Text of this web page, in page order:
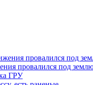
провалился под
ГРУ